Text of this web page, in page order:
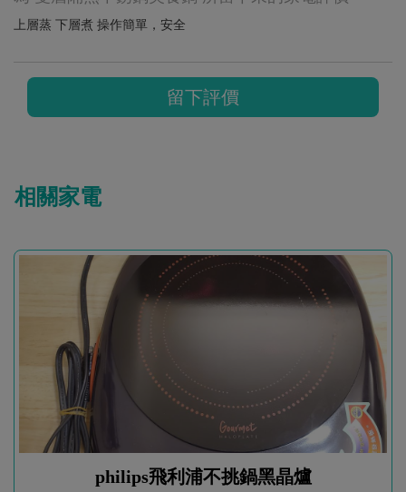
上層蒸 下層煮 操作簡單，安全
留下評價
相關家電
philips飛利浦不挑鍋黑晶爐